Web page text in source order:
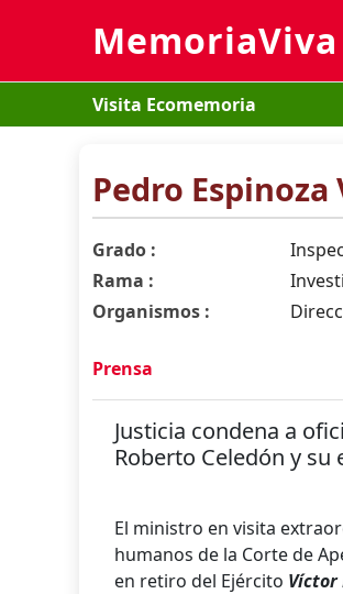
MemoriaViva
Visita Ecomemoria
Pedro Espinoza
Grado :
Rama :
Organismos :
Prensa
Justicia condena a
Roberto Celedón y su
El ministro en visita
humanos de la Corte de
en retiro del Ejército Víctor